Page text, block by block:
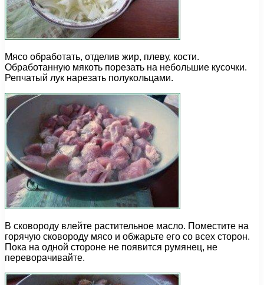
Мясо обработать, отделив жир, плеву, кости.
Обработанную мякоть порезать на небольшие кусочки.
Репчатый лук нарезать полукольцами.
В сковороду влейте растительное масло. Поместите на
горячую сковороду мясо и обжарьте его со всех сторон.
Пока на одной стороне не появится румянец, не
переворачивайте.